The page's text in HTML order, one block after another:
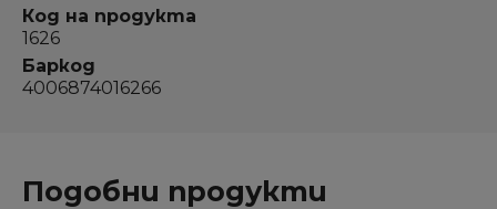
Код на продукта
1626
Баркод
4006874016266
Подобни продукти